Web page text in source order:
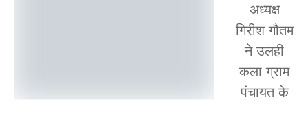
अध्यक्ष
गिरीश गौतम
ने उलही
कला ग्राम
पंचायत के